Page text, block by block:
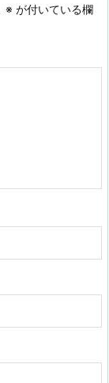
※ が付いている欄